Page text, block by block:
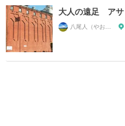
大人の遠足 アサ
八尾人（やおんちゅ）